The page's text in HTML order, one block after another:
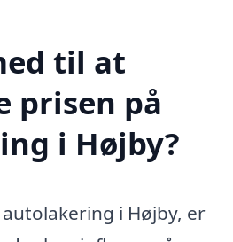
til at
prisen på
i Højby?
i Højby, er